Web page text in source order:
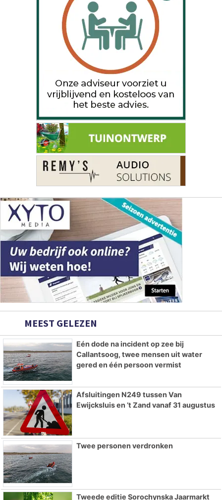
MEEST GELEZEN
Eén dode na incident op zee bij
Callantsoog, twee mensen uit water
gered en één persoon vermist
Afsluitingen N249 tussen Van
Ewijcksluis en ’t Zand vanaf 31 augustus
Twee personen verdronken
Tweede editie Sorochynska Jaarmarkt